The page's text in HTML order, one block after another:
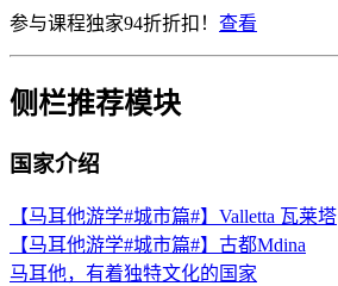
参与课程独家94折折扣！ 查看
侧栏推荐模块
国家介绍
【马耳他游学#城市篇#】Valletta 瓦莱塔
【马耳他游学#城市篇#】古都Mdina
马耳他，有着独特文化的国家